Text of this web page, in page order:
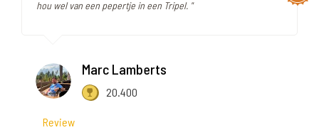
hou wel van een pepertje in een Tripel. "
Marc Lamberts
20.400
Review